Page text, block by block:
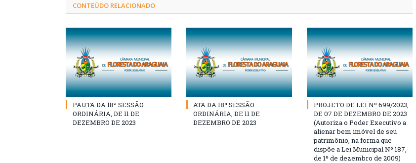
CONTEÚDO RELACIONADO
PAUTA DA 18ª SESSÃO
ORDINÁRIA, DE 11 DE
DEZEMBRO DE 2023
ATA DA 18ª SESSÃO
ORDINÁRIA, DE 11 DE
DEZEMBRO DE 2023
PROJETO DE LEI Nº 699/2023,
DE 07 DE DEZEMBRO DE 2023
(Autoriza o Poder Executivo a
alienar bem imóvel de seu
patrimônio, na forma que
dispõe a Lei Municipal Nº 187,
de 1º de dezembro de 2009)